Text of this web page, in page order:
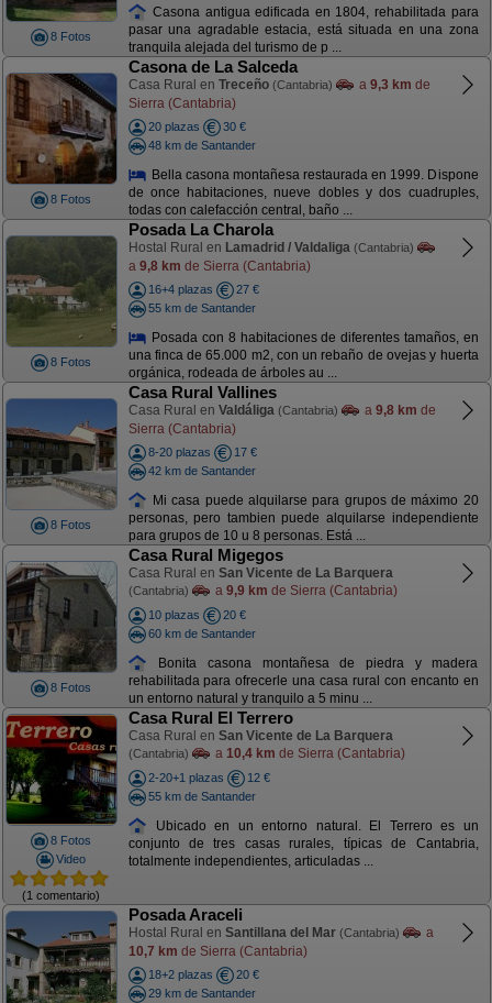
8 Fotos
Casona antigua edificada en 1804, rehabilitada para
pasar una agradable estacia, está situada en una zona
tranquila alejada del turismo de p ...
8 Fotos
Casona de La Salceda
Casa Rural en Treceño (Cantabria) a 9,3 km de
Sierra (Cantabria)
20 plazas
30 €
48 km de Santander
Bella casona montañesa restaurada en 1999. Dispone
de once habitaciones, nueve dobles y dos cuadruples,
todas con calefacción central, baño ...
8 Fotos
Posada La Charola
Hostal Rural en Lamadrid / Valdaliga (Cantabria)
a 9,8 km de Sierra (Cantabria)
16+4 plazas
27 €
55 km de Santander
Posada con 8 habitaciones de diferentes tamaños, en
una finca de 65.000 m2, con un rebaño de ovejas y huerta
orgánica, rodeada de árboles au ...
8 Fotos
Casa Rural Vallines
Casa Rural en Valdáliga (Cantabria) a 9,8 km de
Sierra (Cantabria)
8-20 plazas
17 €
42 km de Santander
Mi casa puede alquilarse para grupos de máximo 20
personas, pero tambien puede alquilarse independiente
para grupos de 10 u 8 personas. Está ...
8 Fotos
Casa Rural Migegos
Casa Rural en San Vicente de La Barquera
(Cantabria) a 9,9 km de Sierra (Cantabria)
10 plazas
20 €
60 km de Santander
Bonita casona montañesa de piedra y madera
rehabilitada para ofrecerle una casa rural con encanto en
un entorno natural y tranquilo a 5 minu ...
8 Fotos
Video
(1 comentario)
Casa Rural El Terrero
Casa Rural en San Vicente de La Barquera
(Cantabria) a 10,4 km de Sierra (Cantabria)
2-20+1 plazas
12 €
55 km de Santander
Ubicado en un entorno natural. El Terrero es un
conjunto de tres casas rurales, típicas de Cantabria,
totalmente independientes, articuladas ...
Posada Araceli
Hostal Rural en Santillana del Mar (Cantabria)
a
10,7 km de Sierra (Cantabria)
18+2 plazas
20 €
29 km de Santander